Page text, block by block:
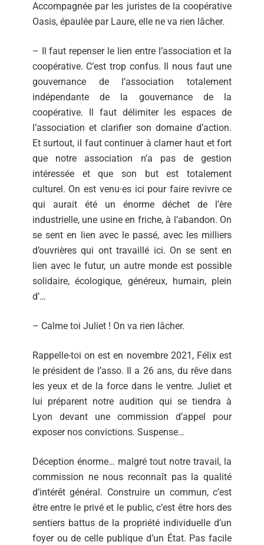
Accompagnée par les juristes de la coopérative
Oasis, épaulée par Laure, elle ne va rien lâcher.
– Il faut repenser le lien entre l’association et la
coopérative. C’est trop confus. Il nous faut une
gouvernance de l’association totalement
indépendante de la gouvernance de la
coopérative. Il faut délimiter les espaces de
l’association et clarifier son domaine d’action.
Et surtout, il faut continuer à clamer haut et fort
que notre association n’a pas de gestion
intéressée et que son but est totalement
culturel. On est venu·es ici pour faire revivre ce
qui aurait été un énorme déchet de l’ère
industrielle, une usine en friche, à l’abandon. On
se sent en lien avec le passé, avec les milliers
d’ouvrières qui ont travaillé ici. On se sent en
lien avec le futur, un autre monde est possible
solidaire, écologique, généreux, humain, plein
d’…
– Calme toi Juliet ! On va rien lâcher.
Rappelle-toi on est en novembre 2021, Félix est
le président de l’asso. Il a 26 ans, du rêve dans
les yeux et de la force dans le ventre. Juliet et
lui préparent notre audition qui se tiendra à
Lyon devant une commission d’appel pour
exposer nos convictions. Suspense…
Déception énorme… malgré tout notre travail, la
commission ne nous reconnaît pas la qualité
d’intérêt général. Construire un commun, c’est
être entre le privé et le public, c’est être hors des
sentiers battus de la propriété individuelle d’un
foyer ou de celle publique d’un État. Pas facile